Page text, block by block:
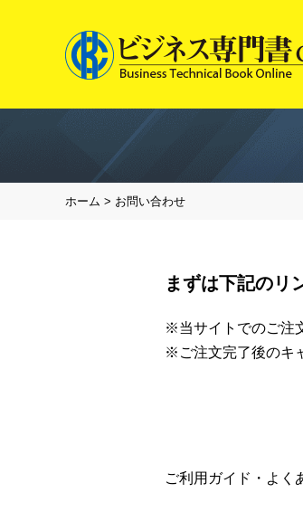
ホーム > お問い合わせ
まずは下記のリ
※当サイトでのご注
※ご注文完了後のキ
ご利用ガイド・よく